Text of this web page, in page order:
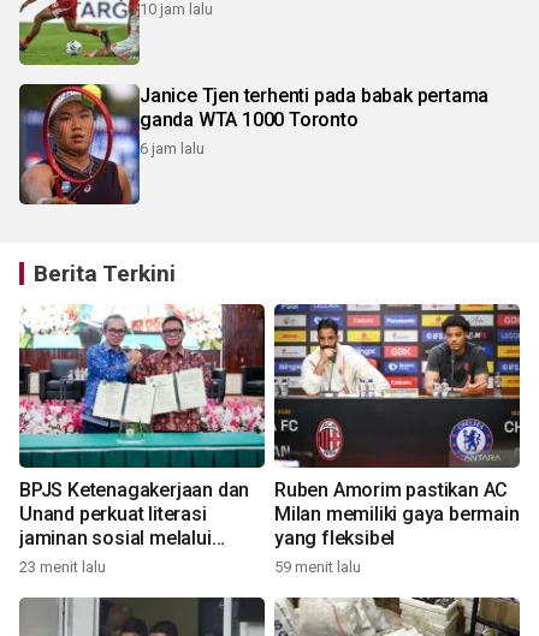
10 jam lalu
Janice Tjen terhenti pada babak pertama
ganda WTA 1000 Toronto
6 jam lalu
Berita Terkini
BPJS Ketenagakerjaan dan
Unand perkuat literasi
jaminan sosial melalui
kurikulum dan pengabdian
23 menit lalu
Ruben Amorim pastikan AC
Milan memiliki gaya bermain
yang fleksibel
59 menit lalu